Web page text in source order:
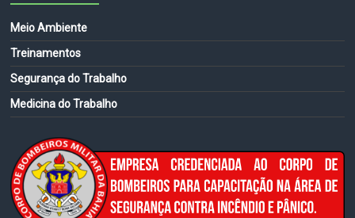
Meio Ambiente
Treinamentos
Segurança do Trabalho
Medicina do Trabalho